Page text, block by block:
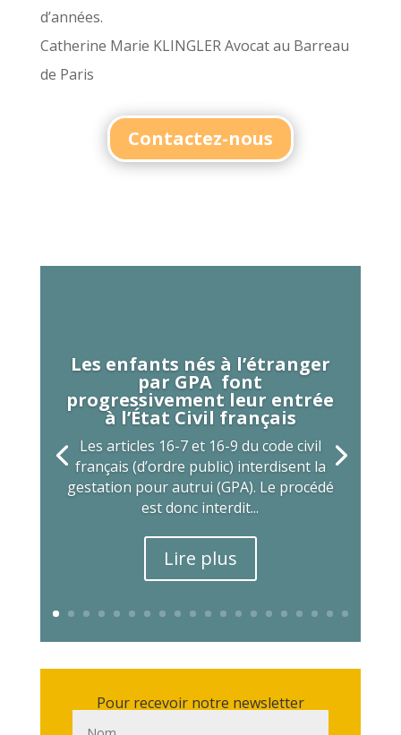
d’années.
Catherine Marie KLINGLER Avocat au Barreau
de Paris
Contactez-nous
Les enfants nés à l’étranger
par GPA font
progressivement leur entrée
à l’État Civil français
Les articles 16-7 et 16-9 du code civil
français (d’ordre public) interdisent la
gestation pour autrui (GPA). Le procédé
est donc interdit...
Lire plus
Pour recevoir notre newsletter